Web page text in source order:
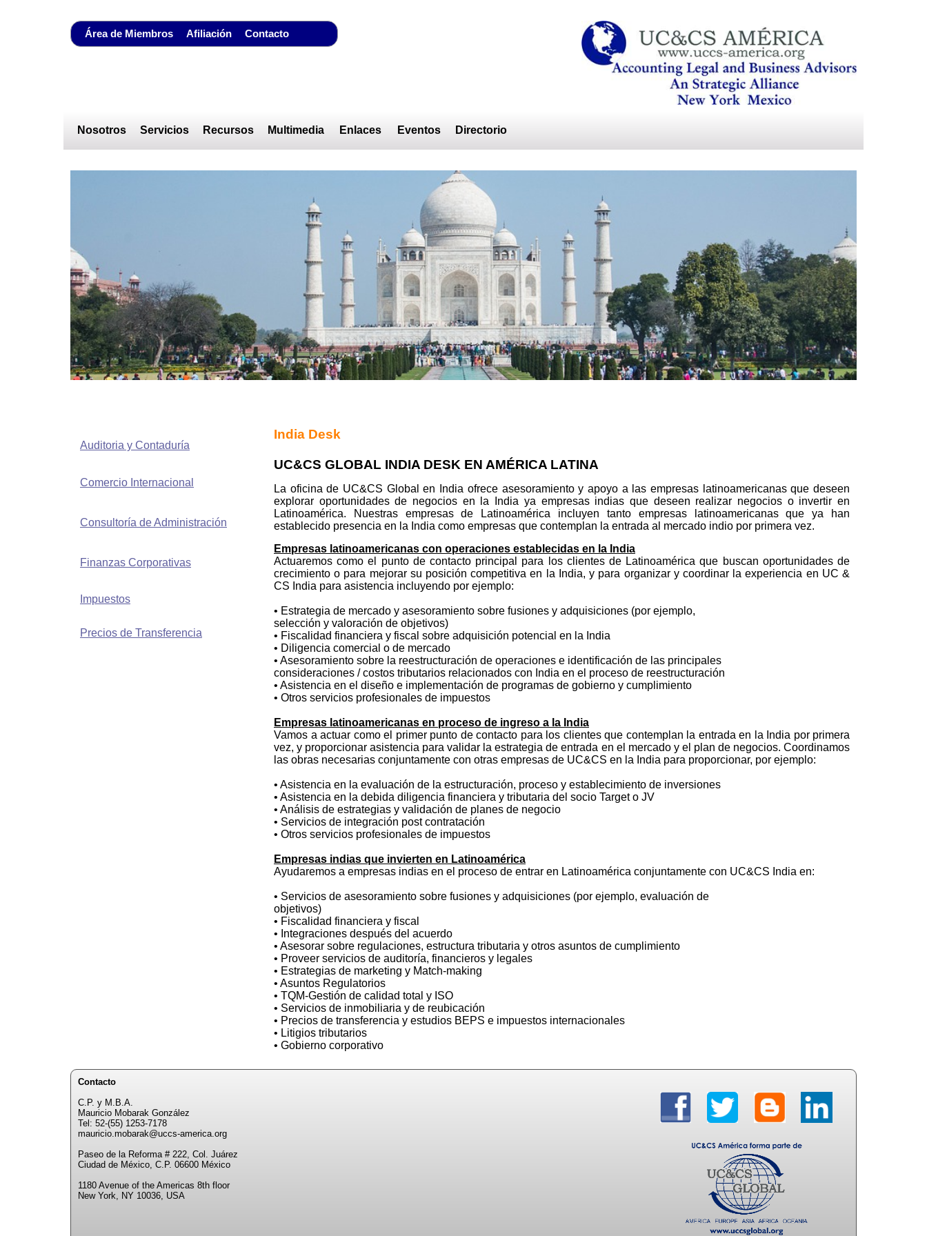
Área de Miembros Afiliación Contacto
Nosotros Servicios Recursos Multimedia Enlaces Eventos Directorio
Auditoria y Contaduría
Comercio Internacional
Consultoría de Administración
Finanzas Corporativas
Impuestos
Precios de Transferencia
India Desk
UC&CS GLOBAL INDIA DESK EN AMÉRICA LATINA
La oficina de UC&CS Global en India ofrece asesoramiento y apoyo a las empresas latinoamericanas que deseen
explorar oportunidades de negocios en la India ya empresas indias que deseen realizar negocios o invertir en
Latinoamérica. Nuestras empresas de Latinoamérica incluyen tanto empresas latinoamericanas que ya han
establecido presencia en la India como empresas que contemplan la entrada al mercado indio por primera vez.
Empresas latinoamericanas con operaciones establecidas en la India
Actuaremos como el punto de contacto principal para los clientes de Latinoamérica que buscan oportunidades de
crecimiento o para mejorar su posición competitiva en la India, y para organizar y coordinar la experiencia en UC &
CS India para asistencia incluyendo por ejemplo:
• Estrategia de mercado y asesoramiento sobre fusiones y adquisiciones (por ejemplo,
selección y valoración de objetivos)
• Fiscalidad financiera y fiscal sobre adquisición potencial en la India
• Diligencia comercial o de mercado
• Asesoramiento sobre la reestructuración de operaciones e identificación de las principales
consideraciones / costos tributarios relacionados con India en el proceso de reestructuración
• Asistencia en el diseño e implementación de programas de gobierno y cumplimiento
• Otros servicios profesionales de impuestos
Empresas latinoamericanas en proceso de ingreso a la India
Vamos a actuar como el primer punto de contacto para los clientes que contemplan la entrada en la India por primera
vez, y proporcionar asistencia para validar la estrategia de entrada en el mercado y el plan de negocios. Coordinamos
las obras necesarias conjuntamente con otras empresas de UC&CS en la India para proporcionar, por ejemplo:
• Asistencia en la evaluación de la estructuración, proceso y establecimiento de inversiones
• Asistencia en la debida diligencia financiera y tributaria del socio Target o JV
• Análisis de estrategias y validación de planes de negocio
• Servicios de integración post contratación
• Otros servicios profesionales de impuestos
Empresas indias que invierten en Latinoamérica
Ayudaremos a empresas indias en el proceso de entrar en Latinoamérica conjuntamente con UC&CS India en:
• Servicios de asesoramiento sobre fusiones y adquisiciones (por ejemplo, evaluación de
objetivos)
• Fiscalidad financiera y fiscal
• Integraciones después del acuerdo
• Asesorar sobre regulaciones, estructura tributaria y otros asuntos de cumplimiento
• Proveer servicios de auditoría, financieros y legales
• Estrategias de marketing y Match-making
• Asuntos Regulatorios
• TQM-Gestión de calidad total y ISO
• Servicios de inmobiliaria y de reubicación
• Precios de transferencia y estudios BEPS e impuestos internacionales
• Litigios tributarios
• Gobierno corporativo
Contacto
C.P. y M.B.A.
Mauricio Mobarak González
Tel: 52-(55) 1253-7178
mauricio.mobarak@uccs-america.org
Paseo de la Reforma # 222, Col. Juárez
Ciudad de México, C.P. 06600 México
1180 Avenue of the Americas 8th floor
New York, NY 10036, USA